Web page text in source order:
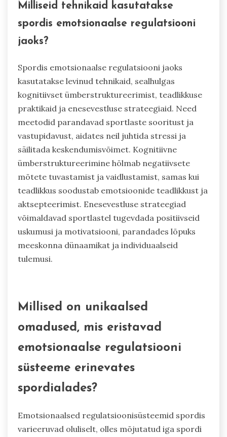
Milliseid tehnikaid kasutatakse
spordis emotsionaalse regulatsiooni
jaoks?
Spordis emotsionaalse regulatsiooni jaoks
kasutatakse levinud tehnikaid, sealhulgas
kognitiivset ümberstruktureerimist, teadlikkuse
praktikaid ja enesevestluse strateegiaid. Need
meetodid parandavad sportlaste sooritust ja
vastupidavust, aidates neil juhtida stressi ja
säilitada keskendumisvõimet. Kognitiivne
ümberstruktureerimine hõlmab negatiivsete
mõtete tuvastamist ja vaidlustamist, samas kui
teadlikkus soodustab emotsioonide teadlikkust ja
aktsepteerimist. Enesevestluse strateegiad
võimaldavad sportlastel tugevdada positiivseid
uskumusi ja motivatsiooni, parandades lõpuks
meeskonna dünaamikat ja individuaalseid
tulemusi.
Millised on unikaalsed
omadused, mis eristavad
emotsionaalse regulatsiooni
süsteeme erinevates
spordialades?
Emotsionaalsed regulatsioonisüsteemid spordis
varieeruvad oluliselt, olles mõjutatud iga spordi